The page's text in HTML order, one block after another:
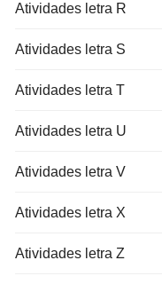
Atividades letra R
Atividades letra S
Atividades letra T
Atividades letra U
Atividades letra V
Atividades letra X
Atividades letra Z